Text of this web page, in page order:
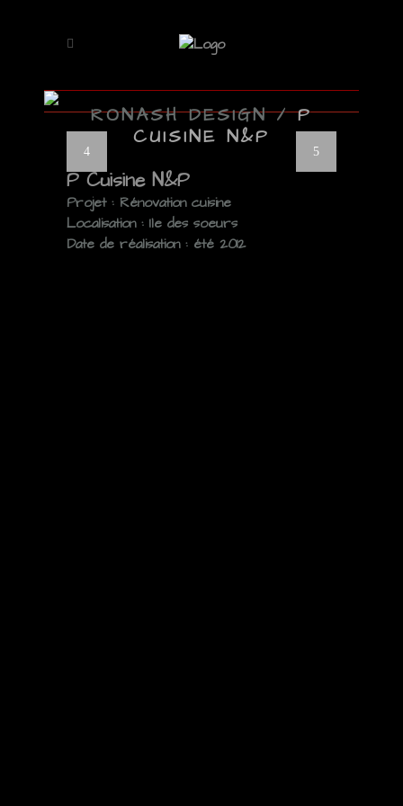
RONASH DESIGN/P
CUISINE N&P
P Cuisine N&P
Projet : Rénovation cuisine
Localisation : Ile des soeurs
Date de réalisation : été 2012